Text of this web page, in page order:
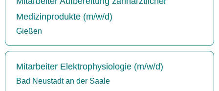
Medizinprodukte (m/w/d)
Gießen
Mitarbeiter Elektrophysiologie (m/w/d)
Bad Neustadt an der Saale